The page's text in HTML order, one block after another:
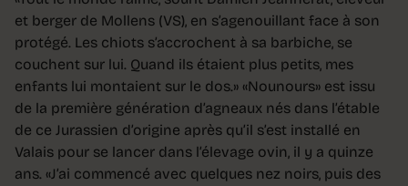
et berger de Mollens (VS), en s’agenouillant face à son
protégé. Les chiots s’accrochent à sa barbiche, se
couchent sur lui. Quand ils étaient plus petits, mes
enfants lui montaient sur le dos.» «Nounours» est issu
de la première génération d’agneaux nés dans l’étable
de ce Jurassien d’origine après qu’il s’est installé en
Valais pour se lancer dans l’élevage ovin, il y a quinze
ans. «J’ai commencé avec quelques nez noirs, puis des